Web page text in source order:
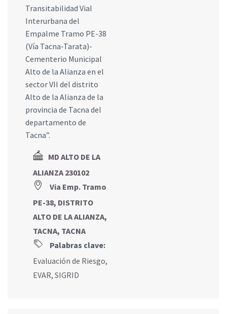
Transitabilidad Vial
Interurbana del
Empalme Tramo PE-38
(Vía Tacna-Tarata)-
Cementerio Municipal
Alto de la Alianza en el
sector VII del distrito
Alto de la Alianza de la
provincia de Tacna del
departamento de
Tacna”.
MD ALTO DE LA
ALIANZA 230102
Via Emp. Tramo
PE-38, DISTRITO
ALTO DE LA ALIANZA,
TACNA, TACNA
Palabras clave:
Evaluación de Riesgo,
EVAR, SIGRID